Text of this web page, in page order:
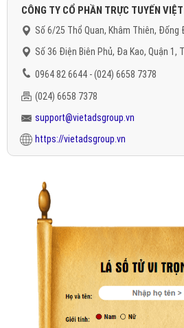
CÔNG TY CỔ PHẦN TRỰC TUYẾN
Số 6/25 Thổ Quan, Khâm Thiên, Đống
Số 36 Điện Biên Phủ, Đa Kao, Quận 1,
0964 82 6644 - (024) 6658 7378
(024) 6658 7378
support@vietadsgroup.vn
https://vietadsgroup.vn